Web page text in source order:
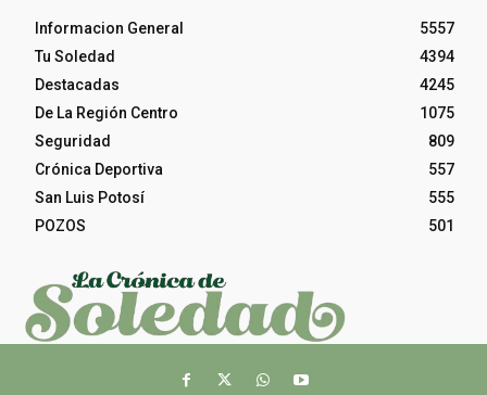
Informacion General
5557
Tu Soledad
4394
Destacadas
4245
De La Región Centro
1075
Seguridad
809
Crónica Deportiva
557
San Luis Potosí
555
POZOS
501